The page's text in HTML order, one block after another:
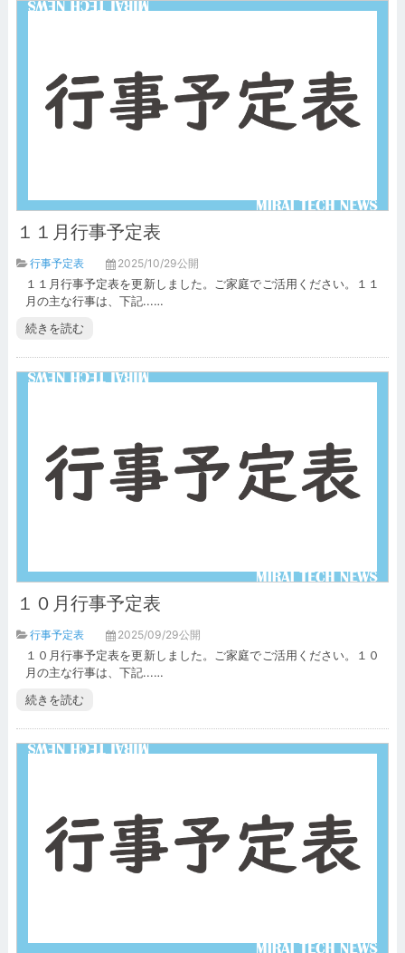
１１月行事予定表
行事予定表
2025/10/29公開
１１月行事予定表を更新しました。ご家庭でご活用ください。１１
月の主な行事は、下記...…
続きを読む
１０月行事予定表
行事予定表
2025/09/29公開
１０月行事予定表を更新しました。ご家庭でご活用ください。１０
月の主な行事は、下記...…
続きを読む